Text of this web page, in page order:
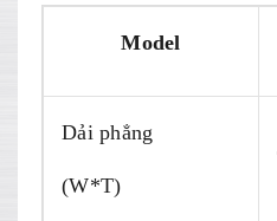
Model
Dải phẳng
(W*T)